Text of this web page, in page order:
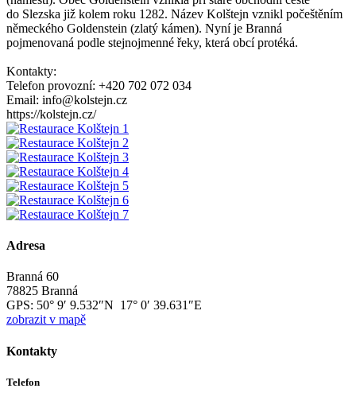
do Slezska již kolem roku 1282. Název Kolštejn vznikl počeštěním
německého Goldenstein (zlatý kámen). Nyní je Branná
pojmenovaná podle stejnojmenné řeky, která obcí protéká.
Kontakty:
Telefon provozní: +420 702 072 034
Email: info@kolstejn.cz
https://kolstejn.cz/
Adresa
Branná 60
78825 Branná
GPS: 50° 9′ 9.532″N 17° 0′ 39.631″E
zobrazit v mapě
Kontakty
Telefon